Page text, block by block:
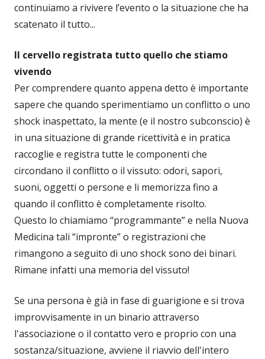
continuiamo a rivivere l’evento o la situazione che ha
scatenato il tutto...
Il cervello registrata tutto quello che stiamo
vivendo
Per comprendere quanto appena detto è importante
sapere che quando sperimentiamo un conflitto o uno
shock inaspettato, la mente (e il nostro subconscio) è
in una situazione di grande ricettività e in pratica
raccoglie e registra tutte le componenti che
circondano il conflitto o il vissuto: odori, sapori,
suoni, oggetti o persone e li memorizza fino a
quando il conflitto è completamente risolto.
Questo lo chiamiamo “programmante” e nella Nuova
Medicina tali “impronte” o registrazioni che
rimangono a seguito di uno shock sono dei binari.
Rimane infatti una memoria del vissuto!
Se una persona è già in fase di guarigione e si trova
improvvisamente in un binario attraverso
l'associazione o il contatto vero e proprio con una
sostanza/situazione, avviene il riavvio dell'intero